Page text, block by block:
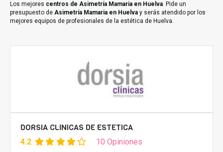
Los mejores centros de Asimetría Mamaria en Huelva. Pide un
presupuesto de Asimetría Mamaria en Huelva y serás atendido por los
mejores equipos de profesionales de la estética de Huelva.
DORSIA CLINICAS DE ESTETICA
4.2 10 Opiniones